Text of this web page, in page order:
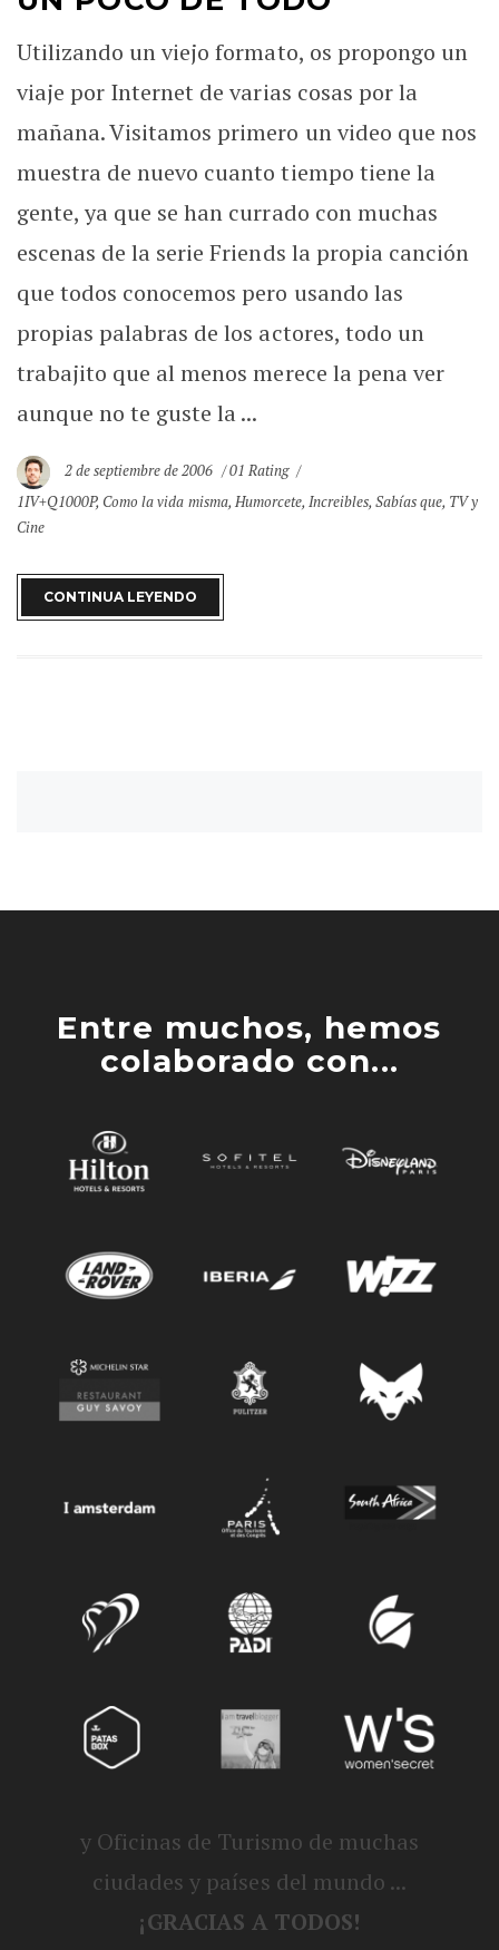
Utilizando un viejo formato, os propongo un
viaje por Internet de varias cosas por la
mañana. Visitamos primero un video que nos
muestra de nuevo cuanto tiempo tiene la
gente, ya que se han currado con muchas
escenas de la serie Friends la propia canción
que todos conocemos pero usando las
propias palabras de los actores, todo un
trabajito que al menos merece la pena ver
aunque no te guste la ...
2 de septiembre de 2006
01 Rating
1IV+Q1000P, Como la vida misma,Humorcete,Increibles,Sabías que, TV y
Cine
CONTINUA LEYENDO
Entre muchos, hemos
colaborado con...
y Oficinas de Turismo de muchas
ciudades y países del mundo ...
¡GRACIAS A TODOS!